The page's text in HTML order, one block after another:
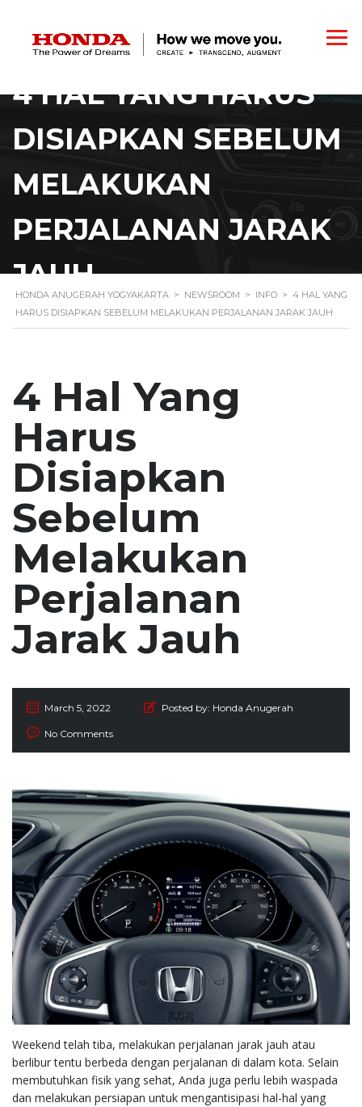
4 HAL YANG HARUS
DISIAPKAN SEBELUM
MELAKUKAN
PERJALANAN JARAK
JAUH
HONDA ANUGERAH YOGYAKARTA > NEWSROOM > INFO > 4 HAL YANG
HARUS DISIAPKAN SEBELUM MELAKUKAN PERJALANAN JARAK JAUH
4 Hal Yang
Harus
Disiapkan
Sebelum
Melakukan
Perjalanan
Jarak Jauh
March 5, 2022 Posted by: Honda Anugerah
No Comments
Weekend telah tiba, melakukan perjalanan jarak jauh atau
berlibur tentu berbeda dengan perjalanan di dalam kota. Selain
membutuhkan fisik yang sehat, Anda juga perlu lebih waspada
dan melakukan persiapan untuk mengantisipasi hal-hal yang